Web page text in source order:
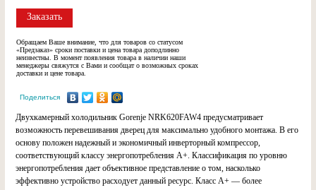
Заказать
Обращаем Ваше внимание, что для товаров со статусом
«Предзаказ» сроки поставки и цена товара доподлинно
неизвестны. В момент появления товара в наличии наши
менеджеры свяжутся с Вами и сообщат о возможных сроках
доставки и цене товара.
Поделиться
Двухкамерный холодильник Gorenje NRK620FAW4 предусматривает
возможность перевешивания дверец для максимально удобного монтажа. В его
основу положен надежный и экономичный инверторный компрессор,
соответствующий классу энергопотребления А+. Классификация по уровню
энергопотребления дает объективное представление о том, насколько
эффективно устройство расходует данный ресурс. Класс А+ — более